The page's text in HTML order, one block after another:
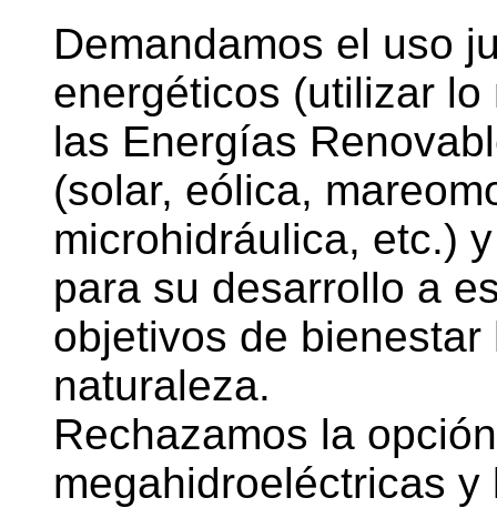
Demandamos el uso
energéticos (utilizar
las Energías
(solar, eólica,
microhidráulica, etc.)
para su desarrollo a
objetivos de
naturaleza.
Rechazamos la
megahidroeléctricas